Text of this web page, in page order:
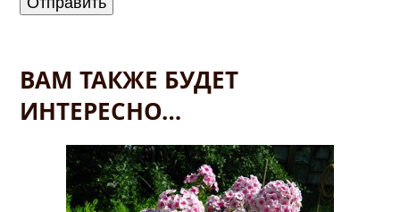
ВАМ ТАКЖЕ БУДЕТ
ИНТЕРЕСНО…